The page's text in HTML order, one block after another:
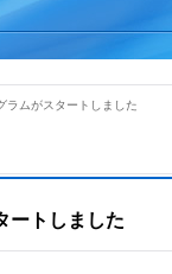
ラムがスタートしました
ートしました